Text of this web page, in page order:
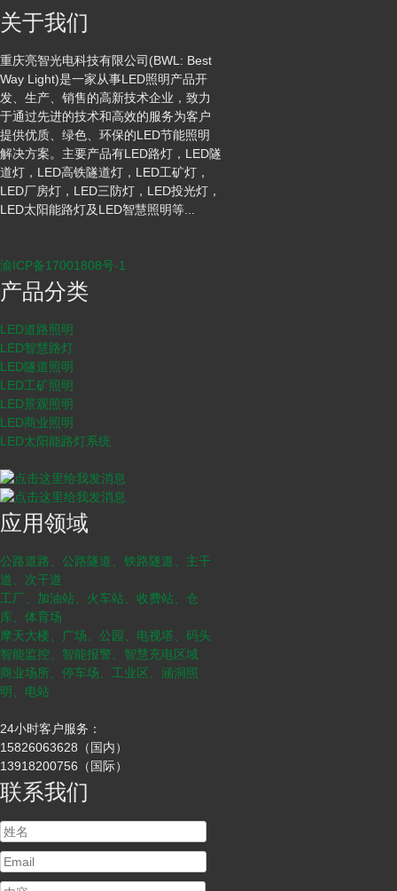
关于我们
重庆亮智光电科技有限公司(BWL: Best
Way Light)是一家从事LED照明产品开
发、生产、销售的高新技术企业，致力
于通过先进的技术和高效的服务为客户
提供优质、绿色、环保的LED节能照明
解决方案。主要产品有LED路灯，LED隧
道灯，LED高铁隧道灯，LED工矿灯，
LED厂房灯，LED三防灯，LED投光灯，
LED太阳能路灯及LED智慧照明等...
渝ICP备17001808号-1
产品分类
LED道路照明
LED智慧路灯
LED隧道照明
LED工矿照明
LED景观照明
LED商业照明
LED太阳能路灯系统
应用领域
公路道路、公路隧道、铁路隧道、主干
道、次干道
工厂、加油站、火车站、收费站、仓
库、体育场
摩天大楼、广场、公园、电视塔、码头
智能监控、智能报警、智慧充电区域
商业场所、停车场、工业区、涵洞照
明、电站
24小时客户服务：
15826063628（国内）
13918200756（国际）
联系我们